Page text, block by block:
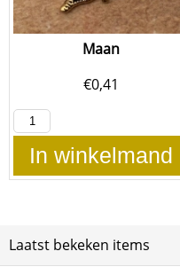
Maan
€0,41
In winkelmand
Laatst bekeken items